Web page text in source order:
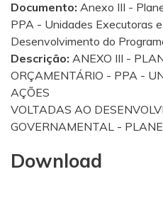
Documento: Anexo III -
PPA - Unidades Executoras
Desenvolvimento do
Descrição: ANEXO III -
ORÇAMENTÁRIO - PPA -
AÇÕES
VOLTADAS AO
GOVERNAMENTAL -
Download